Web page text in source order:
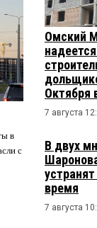
в
с
Омский
Октября
7 августа
В двух
время
7 августа